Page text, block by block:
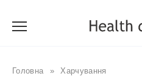
Головна » Харчування